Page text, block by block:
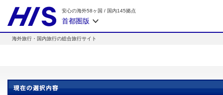
安心の海外58ヶ国 / 国内145拠点
首都圏版
海外旅行・国内旅行の総合旅行サイト